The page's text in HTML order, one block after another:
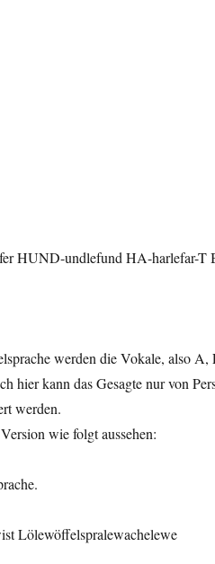
HUND-undlefund HA-harlefar-
werden die Vokale, also
hier kann das Gesagte nur von
werden.
wie folgt aussehen:
Lölewöffelspralewachelewe